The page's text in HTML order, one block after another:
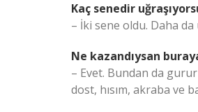
Kaç senedir
– İki sene oldu. Daha
Ne kazandıysan
– Evet. Bundan da
dost, hısım, akraba ve